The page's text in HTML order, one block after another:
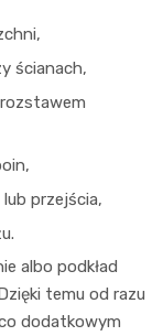
ścianach,
przejścia,
albo podkład
temu od razu
dodatkowym